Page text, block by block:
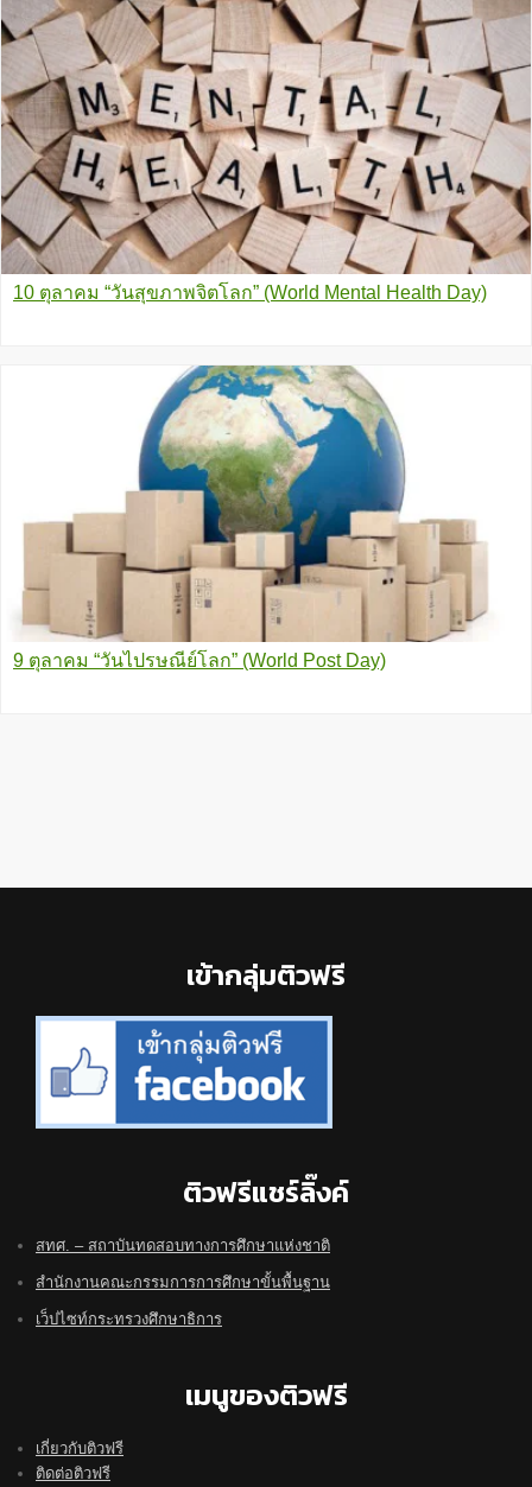
10 ตุลาคม “วันสุขภาพจิตโลก” (World Mental Health Day)
9 ตุลาคม “วันไปรษณีย์โลก” (World Post Day)
เข้ากลุ่มติวฟรี
ติวฟรีแชร์ลิ๊งค์
สทศ. – สถาบันทดสอบทางการศึกษาแห่งชาติ
สำนักงานคณะกรรมการการศึกษาขั้นพื้นฐาน
เว็ปไซท์กระทรวงศึกษาธิการ
เมนูของติวฟรี
เกี่ยวกับติวฟรี
ติดต่อติวฟรี